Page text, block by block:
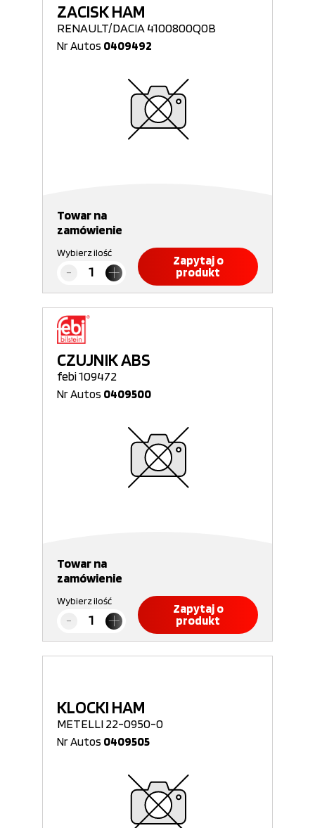
ZACISK HAM
RENAULT/DACIA 4100800Q0B
Nr Autos 0409492
Towar na
zamówienie
Wybierz ilość
Zapytaj o
produkt
CZUJNIK ABS
febi 109472
Nr Autos 0409500
Towar na
zamówienie
Wybierz ilość
Zapytaj o
produkt
KLOCKI HAM
METELLI 22-0950-0
Nr Autos 0409505